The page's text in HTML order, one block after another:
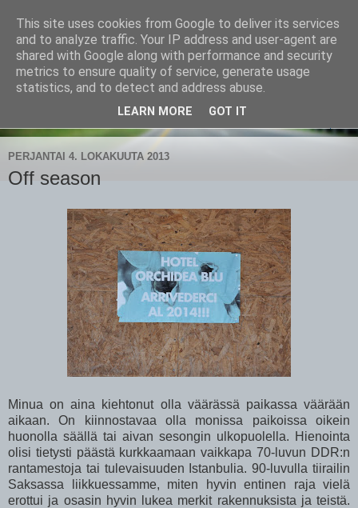
CampaSimpukka
kammen- ja kauhanpyöritystä
PERJANTAI 4. LOKAKUUTA 2013
Off season
Minua on aina kiehtonut olla väärässä paikassa väärään
aikaan. On kiinnostavaa olla monissa paikoissa oikein
huonolla säällä tai aivan sesongin ulkopuolella. Hienointa
olisi tietysti päästä kurkkaamaan vaikkapa 70-luvun DDR:n
rantamestoja tai tulevaisuuden Istanbulia. 90-luvulla tiirailin
Saksassa liikkuessamme, miten hyvin entinen raja vielä
erottui ja osasin hyvin lukea merkit rakennuksista ja teistä.
This site uses cookies from Google to deliver its services
and to analyze traffic. Your IP address and user-agent are
shared with Google along with performance and security
metrics to ensure quality of service, generate usage
statistics, and to detect and address abuse.
LEARN MORE GOT IT